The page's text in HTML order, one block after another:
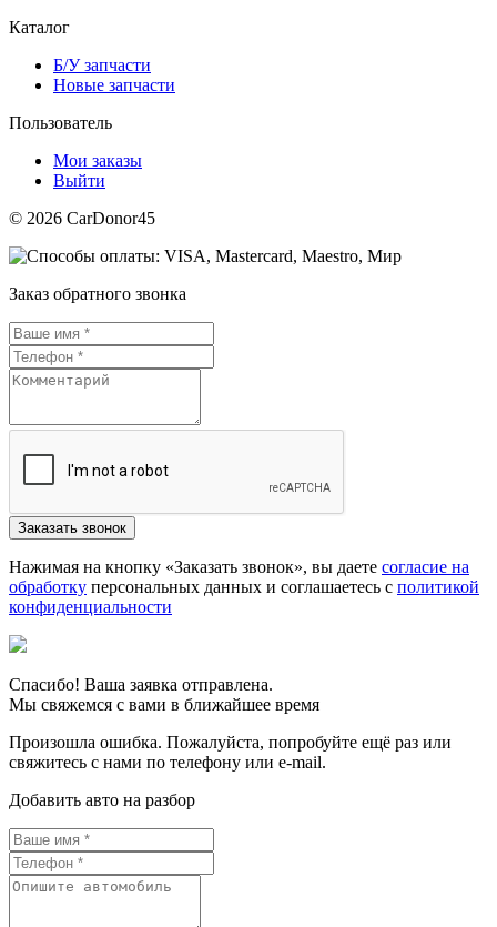
Каталог
Б/У запчасти
Новые запчасти
Пользователь
Мои заказы
Выйти
© 2026 CarDonor45
Заказ обратного звонка
Нажимая на кнопку «Заказать звонок», вы даете согласие на
обработку персональных данных и соглашаетесь c политикой
конфиденциальности
Спасибо! Ваша заявка отправлена.
Мы свяжемся с вами в ближайшее время
Произошла ошибка. Пожалуйста, попробуйте ещё раз или
свяжитесь с нами по телефону или e-mail.
Добавить авто на разбор